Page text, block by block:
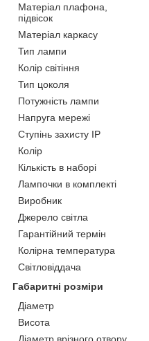
Матеріал плафона,
підвісок
Матеріал каркасу
Тип лампи
Колір світіння
Тип цоколя
Потужність лампи
Напруга мережі
Ступінь захисту IP
Колір
Кількість в наборі
Лампочки в комплекті
Виробник
Джерело світла
Гарантійний термін
Колірна температура
Світловіддача
Габаритні розміри
Діаметр
Висота
Діаметр врізного отвору